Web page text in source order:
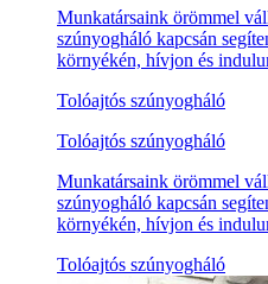
Munkatársaink örömmel
szúnyogháló kapcsán
környékén, hívjon és
Tolóajtós szúnyogháló
Tolóajtós szúnyogháló
Munkatársaink örömmel
szúnyogháló kapcsán
környékén, hívjon és
Tolóajtós szúnyogháló